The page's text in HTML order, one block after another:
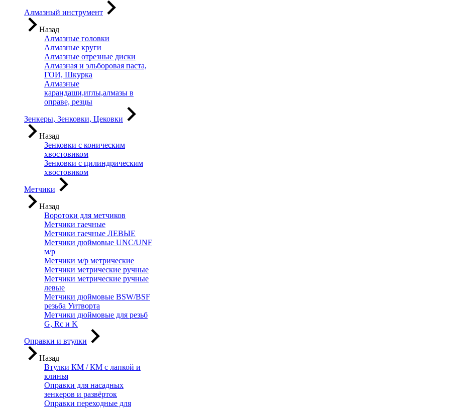
Алмазный инструмент
Назад
Алмазные головки
Алмазные круги
Алмазные отрезные диски
Алмазная и эльборовая паста,
ГОИ, Шкурка
Алмазные
карандаши,иглы,алмазы в
оправе, резцы
Зенкеры, Зенковки, Цековки
Назад
Зенковки с коническим
хвостовиком
Зенковки с цилиндрическим
хвостовиком
Метчики
Назад
Воротоки для метчиков
Метчики гаечные
Метчики гаечные ЛЕВЫЕ
Метчики дюймовые UNC/UNF
м/р
Метчики м/р метрические
Метчики метрические ручные
Метчики метрические ручные
левые
Метчики дюймовые BSW/BSF
резьба Уитворта
Метчики дюймовые для резьб
G, Rc и K
Оправки и втулки
Назад
Втулки КМ / КМ с лапкой и
клинья
Оправки для насадных
зенкеров и развёрток
Оправки переходные для